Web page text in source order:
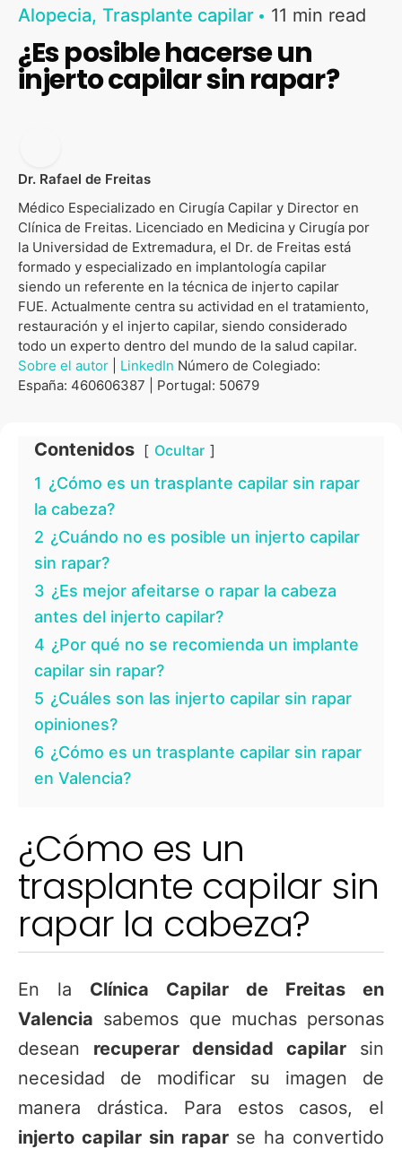
Alopecia Trasplante capilar 11 min read
¿Es posible hacerse un
injerto capilar sin rapar?
Dr. Rafael de Freitas
Médico Especializado en Cirugía Capilar y Director en
Clínica de Freitas. Licenciado en Medicina y Cirugía por
la Universidad de Extremadura, el Dr. de Freitas está
formado y especializado en implantología capilar
siendo un referente en la técnica de injerto capilar
FUE. Actualmente centra su actividad en el tratamiento,
restauración y el injerto capilar, siendo considerado
todo un experto dentro del mundo de la salud capilar.
Sobre el autor
LinkedIn Número de Colegiado:
España: 460606387 | Portugal: 50679
Contenidos Ocultar
1 ¿Cómo es un trasplante capilar sin rapar
la cabeza?
2 ¿Cuándo no es posible un injerto capilar
sin rapar?
3 ¿Es mejor afeitarse o rapar la cabeza
antes del injerto capilar?
4 ¿Por qué no se recomienda un implante
capilar sin rapar?
5 ¿Cuáles son las injerto capilar sin rapar
opiniones?
6 ¿Cómo es un trasplante capilar sin rapar
en Valencia?
¿Cómo es un
trasplante capilar sin
rapar la cabeza?
En la Clínica Capilar de Freitas en
Valencia sabemos que muchas personas
desean recuperar densidad capilar sin
necesidad de modificar su imagen de
manera drástica. Para estos casos, el
injerto capilar sin raparse ha convertido